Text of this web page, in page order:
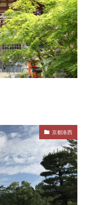
京都洛西